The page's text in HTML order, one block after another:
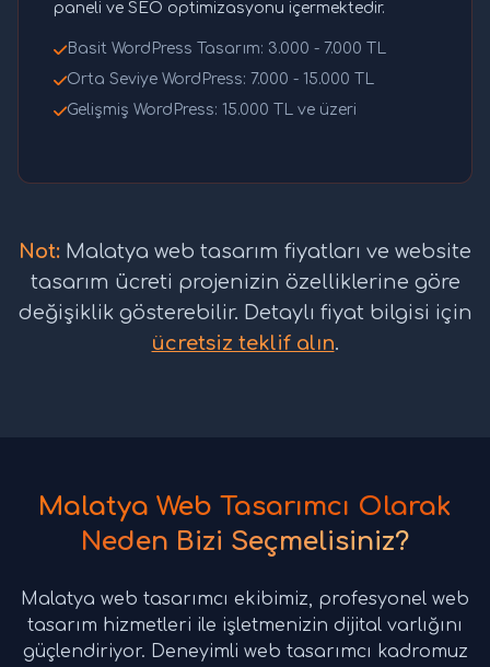
paneli ve SEO optimizasyonu içermektedir.
Basit WordPress Tasarım: 3.000 - 7.000 TL
Orta Seviye WordPress: 7.000 - 15.000 TL
Gelişmiş WordPress: 15.000 TL ve üzeri
Not: Malatya web tasarım fiyatları ve website
tasarım ücreti projenizin özelliklerine göre
değişiklik gösterebilir. Detaylı fiyat bilgisi için
ücretsiz teklif alın.
Malatya Web Tasarımcı Olarak
Neden Bizi Seçmelisiniz?
Malatya web tasarımcı ekibimiz, profesyonel web
tasarım hizmetleri ile işletmenizin dijital varlığını
güçlendiriyor. Deneyimli web tasarımcı kadromuz